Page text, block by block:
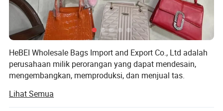
HeBEI Wholesale Bags Import and Export Co., Ltd adalah
perusahaan milik perorangan yang dapat mendesain,
mengembangkan, memproduksi, dan menjual tas.
memproduksi tas dan barang bawaan.
Lihat Semua